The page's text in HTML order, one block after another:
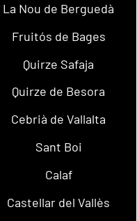
La Nou de Berguedà
Fruitós de Bages
Quirze Safaja
Quirze de Besora
Cebrià de Vallalta
Sant Boi
Calaf
Castellar del Vallès